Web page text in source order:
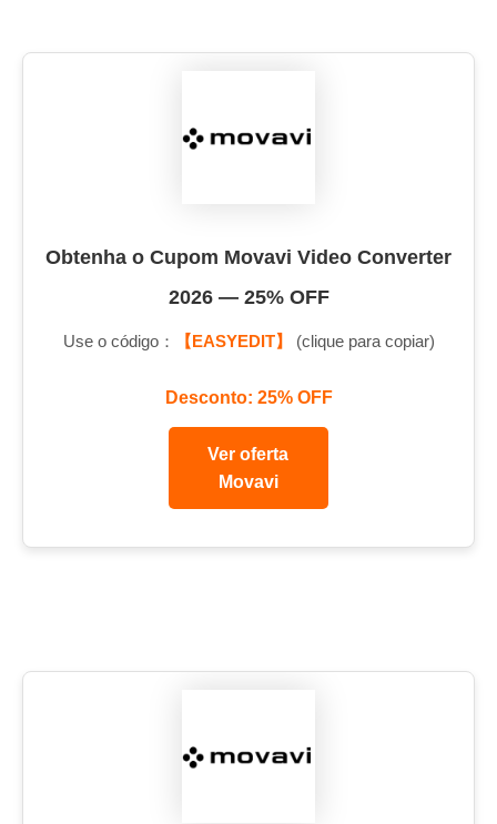
Obtenha o Cupom Movavi Video Converter
2026 — 25% OFF
Use o código： 【EASYEDIT】 (clique para copiar)
Desconto: 25% OFF
Ver oferta
Movavi